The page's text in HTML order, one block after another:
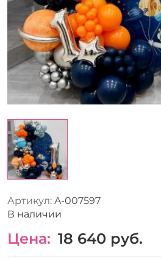
Артикул: A-007597
В наличии
Цена: 18 640 руб.